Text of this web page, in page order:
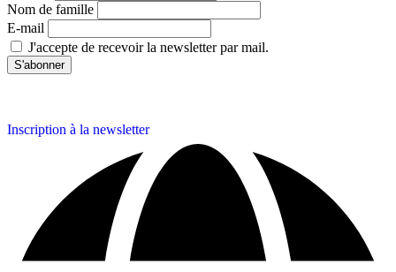
Nom de famille
E-mail
J'accepte de recevoir la newsletter par mail.
Inscription à la newsletter